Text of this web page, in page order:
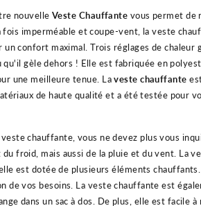
nouvelleVeste Chauffante vous permet de
imperméable et coupe-vent, la veste
confort maximal. Trois réglages de chaleur
qu'il gèle dehors ! Elle est fabriquée en poly
une meilleure tenue. Laveste chauffante
de haute qualité et a été testée pour
vestechauffante, vous nedevez plus vous inqu
du froid mais aussi de la pluie et duvent La
le est dotéede plusieurs éléments chauffants
devos besoins La vestechauffante est égal
dans un sac à dos De plus elle est facile à